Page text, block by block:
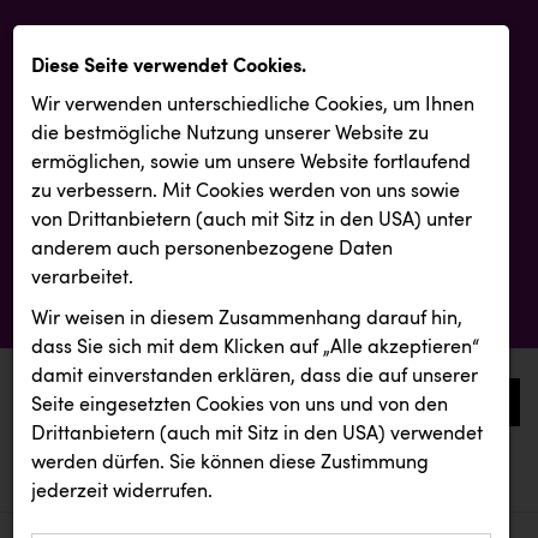
0
aktuelle aussendungen
aktuelle aussendungen
Diese Seite verwendet Cookies.
Wir verwenden unterschiedliche Cookies, um Ihnen
die best­mögliche Nutzung unserer Website zu
ermöglichen, sowie um unsere Website fortlaufend
zu verbessern. Mit Cookies werden von uns sowie
von Drittanbietern (auch mit Sitz in den USA) unter
anderem auch personenbezogene Daten
verarbeitet.
Wir weisen in diesem Zusammenhang darauf hin,
dass Sie sich mit dem Klicken auf „Alle akzeptieren“
damit ein­ver­standen erklären, dass die auf unserer
Seite eingesetzten Cookies von uns und von den
Drittanbietern (auch mit Sitz in den USA) verwendet
werden dürfen. Sie können diese Zustimmung
jederzeit widerrufen.